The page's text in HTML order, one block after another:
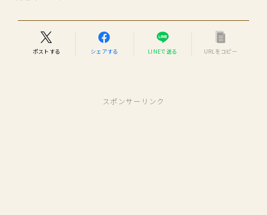
ポストする シェアする LINEで送る URLをコピー
スポンサーリンク